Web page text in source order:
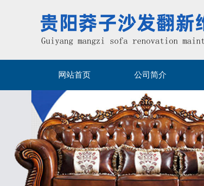
网站首页 公司简介